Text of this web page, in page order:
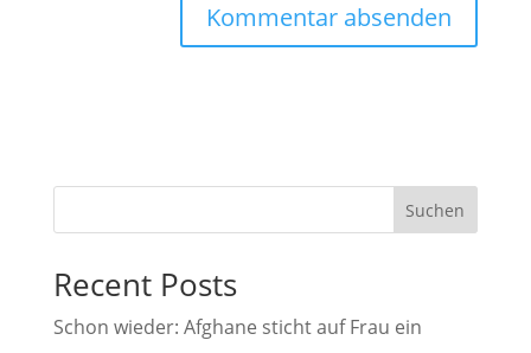
r
t
i
Suchen
Recent Posts
Schon wieder: Afghane sticht auf Frau ein